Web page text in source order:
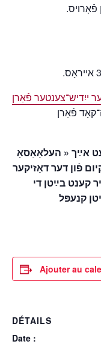
פֿאָרויס.
ייִדיש־צענטער פֿאַרן
פֿאַרן
אײַך « העלאָאַסאָ
פֿון דער דאָזיקער
קענט בײַטן די
קנעפּל
Ajouter au
DÉTAILS
Date :